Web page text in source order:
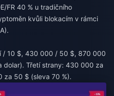
FR 40 % u tradičního
kvůli blokacím v rámci
/ 10 $, 430 000 / 50 $, 870 000
dolar). Třetí strany: 430 000 za
za 50 $ (sleva 70 %).